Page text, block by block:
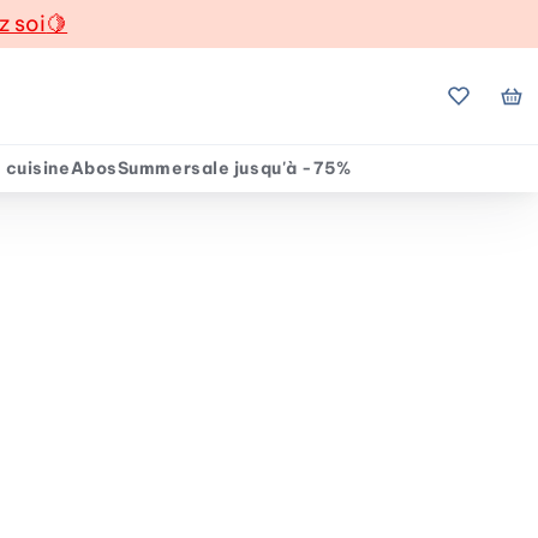
soi🍋
Mes
cuisineAbosSummersale jusqu'à -75%